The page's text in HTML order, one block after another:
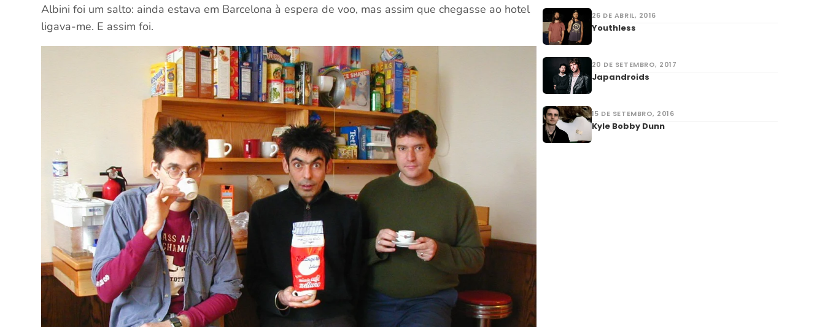
Albini foi um salto: ainda estava em Barcelona à espera de voo, mas assim que chegasse ao hotel
ligava-me. E assim foi.
26 DE ABRIL, 2016
Youthless
20 DE SETEMBRO, 2017
Japandroids
15 DE SETEMBRO, 2016
Kyle Bobby Dunn